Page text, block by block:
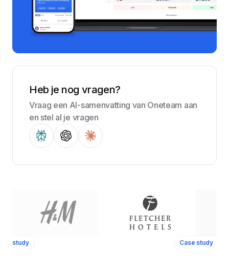
Heb je nog vragen?
Vraag een AI-samenvatting van Oneteam aan
en stel al je vragen
study Case study